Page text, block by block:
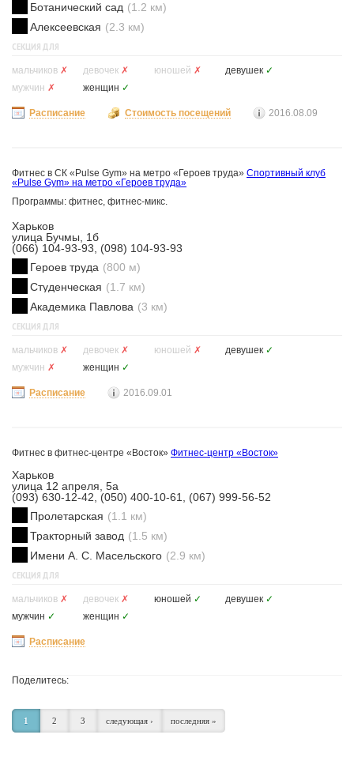
Ботанический сад (1.2 км)
Алексеевская (2.3 км)
СЕКЦИЯ ДЛЯ
мальчиков ✗ девочек ✗ юношей ✗ девушек ✓
мужчин ✗ женщин ✓
Расписание Стоимость посещений 2016.08.09
Фитнес в СК «Pulse Gym» на метро «Героев труда» Спортивный клуб
«Pulse Gym» на метро «Героев труда»
Программы: фитнес, фитнес-микс.
Харьков
улица Бучмы, 1б
(066) 104-93-93, (098) 104-93-93
Героев труда (800 м)
Студенческая (1.7 км)
Академика Павлова (3 км)
СЕКЦИЯ ДЛЯ
мальчиков ✗ девочек ✗ юношей ✗ девушек ✓
мужчин ✗ женщин ✓
Расписание 2016.09.01
Фитнес в фитнес-центре «Восток» Фитнес-центр «Восток»
Харьков
улица 12 апреля, 5а
(093) 630-12-42, (050) 400-10-61, (067) 999-56-52
Пролетарская (1.1 км)
Тракторный завод (1.5 км)
Имени А. С. Масельского (2.9 км)
СЕКЦИЯ ДЛЯ
мальчиков ✗ девочек ✗ юношей ✓ девушек ✓
мужчин ✓ женщин ✓
Расписание
Поделитесь:
1 2 3 следующая › последняя »